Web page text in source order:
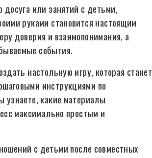
или занятий с детьми,
руками становится настоящим
доверия и взаимопонимания, а
события.
настольную игру, которая станет
инструкциями по
узнаете, какие материалы
максимально простым и
с детьми после совместных